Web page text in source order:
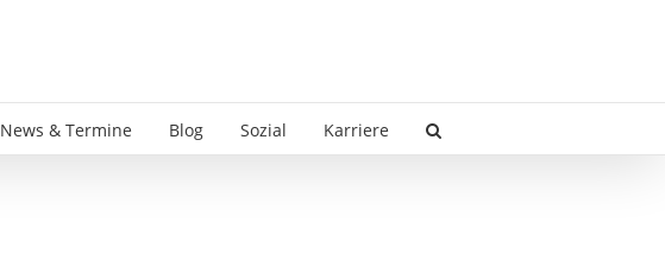
News & Termine Blog Sozial Karriere